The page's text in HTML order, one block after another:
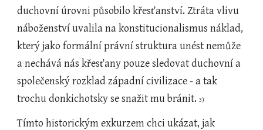
duchovní úrovni působilo křesťanství. Ztráta vlivu
náboženství uvalila na konstitucionalismus náklad,
který jako formální právní struktura unést nemůže
a nechává nás křesťany pouze sledovat duchovní a
společenský rozklad západní civilizace - a tak
trochu donkichotsky se snažit mu bránit. 3)
Tímto historickým exkurzem chci ukázat, jak